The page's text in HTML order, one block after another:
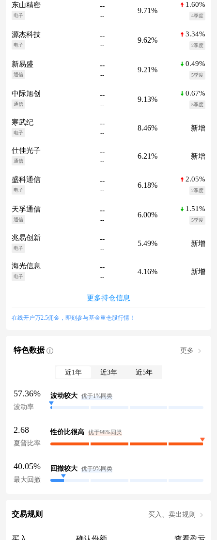
东山精密
电子
--
--
9.71%
1.60%
4季度
源杰科技
电子
--
--
9.62%
3.34%
2季度
新易盛
通信
--
--
9.21%
0.49%
5季度
中际旭创
通信
--
--
9.13%
0.67%
5季度
寒武纪
电子
--
--
8.46% 新增
仕佳光子
通信
--
--
6.21% 新增
盛科通信
电子
--
--
6.18%
2.05%
2季度
天孚通信
通信
--
--
6.00%
1.51%
5季度
兆易创新
电子
--
--
5.49% 新增
海光信息
电子
--
--
4.16% 新增
更多持仓信息
在线开户万2.5佣金，即刻参与基金重仓股行情！
特色数据 更多
近1年 近3年 近5年
57.36%
波动率
波动较大 优于1%同类
2.68
夏普比率
性价比很高 优于98%同类
40.05%
最大回撤
回撤较大 优于9%同类
交易规则 买入、卖出规则